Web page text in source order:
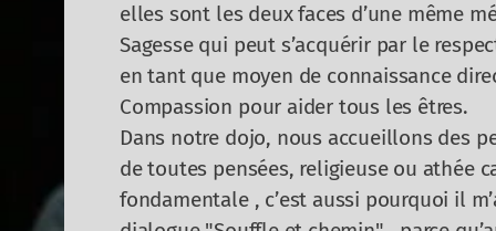
elles sont les deux faces d’une même
Sagesse qui peut s’acquérir par le
en tant que moyen de connaissance
Compassion pour aider tous les êtres.
Dans notre dojo, nous accueillons des
de toutes pensées, religieuse ou athée
fondamentale , c’est aussi pourquoi il